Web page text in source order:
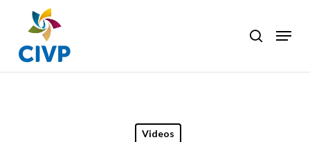
main
content
search
Menu
Videos
Close